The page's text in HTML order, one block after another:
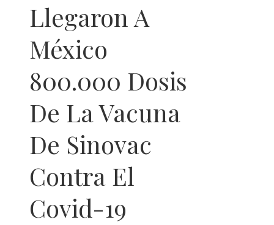
Llegaron A
México
800.000 Dosis
De La Vacuna
De Sinovac
Contra El
Covid-19